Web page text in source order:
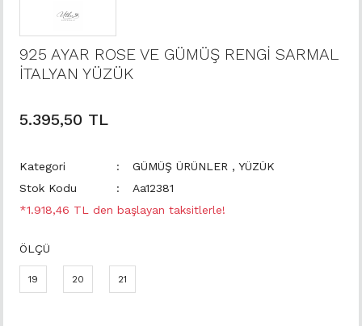
925 AYAR ROSE VE GÜMÜŞ RENGİ SARMAL
İTALYAN YÜZÜK
5.395,50 TL
Kategori GÜMÜŞ ÜRÜNLER , YÜZÜK
Stok Kodu
Aa12381
*1.918,46 TL den başlayan taksitlerle!
ÖLÇÜ
19 20 21